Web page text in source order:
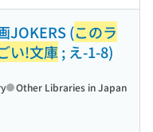
JOKERS (このラ
い!文庫; え-1-8)
Other Libraries in Japan